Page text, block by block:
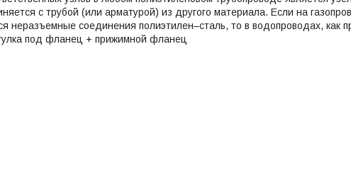
с трубой (или арматурой) из другого материала. Если на
неразъемные соединения полиэтилен–сталь, то в водопроводах, как
под фланец + прижимной фланец